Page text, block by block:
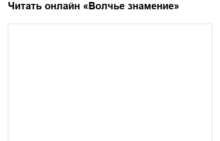
Читать онлайн « Волчье знамение»